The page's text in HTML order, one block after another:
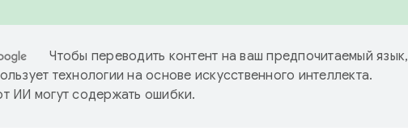
Чтобы переводить контент на ваш предпочитаемый язык,
технологии на основе искусственного интеллекта.
ИИ могут содержать ошибки.